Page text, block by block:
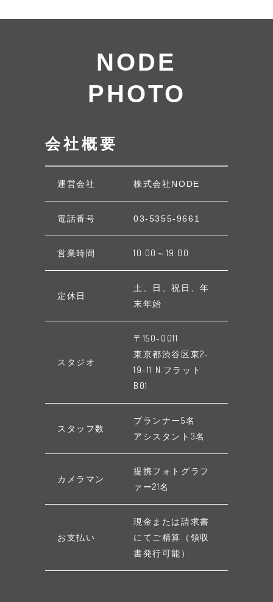
NODE
PHOTO
会社概要
運営会社 株式会社NODE
電話番号 03-5355-9661
営業時間 10:00～19:00
定休日
土、日、祝日、年
末年始
スタジオ
〒150-0011
東京都渋谷区東2-
19-11 N.フラット
B01
スタッフ数
プランナー5名
アシスタント3名
カメラマン
提携フォトグラフ
ァー21名
お支払い
現金または請求書
にてご精算（領収
書発行可能）